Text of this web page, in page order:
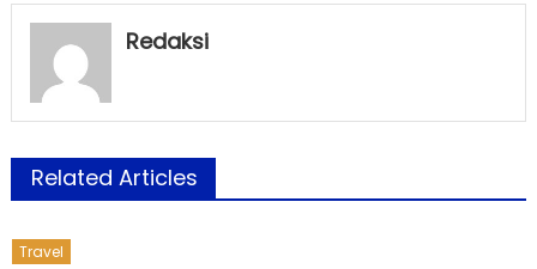
Redaksi
Related Articles
Travel